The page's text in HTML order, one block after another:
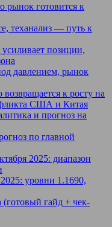
рынок готовится к
теханализ — путь к
позиции,
давлением, рынок
к росту на
США и Китая
и прогноз на
по главной
2025: диапазон
уровни 1.1690,
гайд + чек-